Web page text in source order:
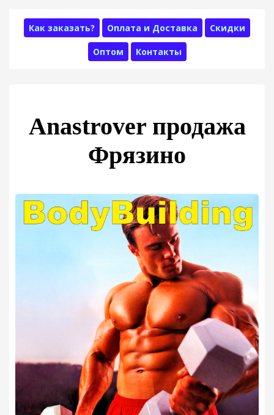
Как заказать? Оплата и Доставка Скидки
Оптом Контакты
Anastrover продажа
Фрязино